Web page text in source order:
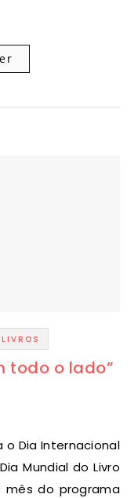
LIVROS
todo o lado”
Mundial do Livro
mês do programa